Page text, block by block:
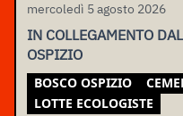
mercoledì 5 agosto 2026
IN COLLEGAMENTO
OSPIZIO
BOSCO OSPIZIO
LOTTE ECOLOGISTE